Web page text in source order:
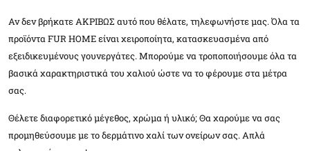
Αν δεν βρήκατε ΑΚΡΙΒΩΣ αυτό που θέλατε, τηλεφωνήστε μας. Όλα τα
προϊόντα FUR HOME είναι χειροποίητα, κατασκευασμένα από
εξειδικευμένους γουνεργάτες. Μπορούμε να τροποποιήσουμε όλα τα
βασικά χαρακτηριστικά του χαλιού ώστε να το φέρουμε στα μέτρα
σας.
Θέλετε διαφορετικό μέγεθος, χρώμα ή υλικό; Θα χαρούμε να σας
προμηθεύσουμε με το δερμάτινο χαλί των ονείρων σας. Απλά